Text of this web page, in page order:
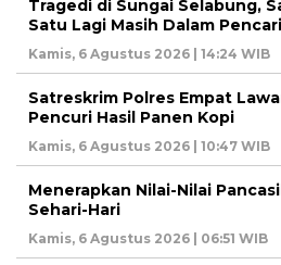
Tragedi di Sungai Selabung,
Satu Lagi Masih Dalam
Kamis, 6 Agustus 2026 | 14:24 WIB
Satreskrim Polres Empat
Pencuri Hasil Panen Kopi
Kamis, 6 Agustus 2026 | 10:47 WIB
Menerapkan Nilai-Nilai
Sehari-Hari
Kamis, 6 Agustus 2026 | 06:51 WIB